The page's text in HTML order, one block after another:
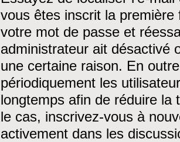
vous êtes inscrit la première
votre mot de passe et
administrateur ait désactivé
une certaine raison. En
périodiquement les
longtemps afin de réduire la
le cas, inscrivez-vous à
activement dans les